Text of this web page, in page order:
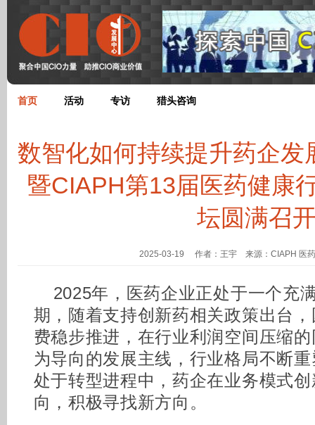
首页 活动 专访 猎头咨询
数智化如何持续提升药企发
暨CIAPH第13届医药健康
坛圆满召
2025-03-19 作者：王宇 来源：CIAPH 医药
2025年，医药企业正处于一个充
期，随着支持创新药相关政策出台
费稳步推进，在行业利润空间压缩
为导向的发展主线，行业格局不断
处于转型进程中，药企在业务模式
向，积极寻找新方向。